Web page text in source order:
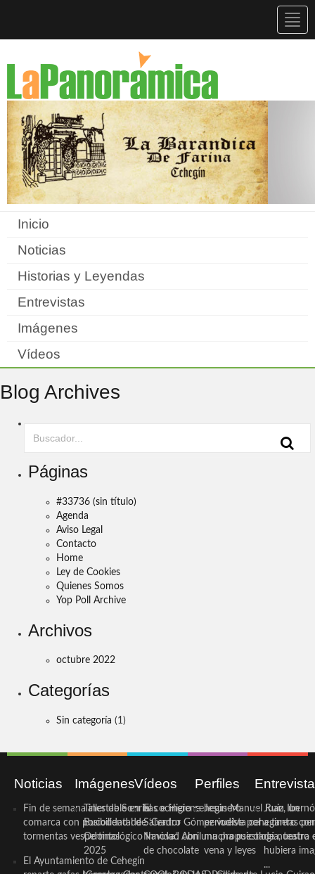
Inicio
Noticias
Historias y Leyendas
Entrevistas
Imágenes
Vídeos
Blog Archives
Páginas
#33736 (sin título)
Agenda
Aviso Legal
Contacto
Home
Ley de Cookies
Quienes Somos
Yop Poll Archive
Archivos
octubre 2022
Categorías
Sin categoría (1)
Noticias
Fin de semana inestable en la
comarca con posibilidad de
tormentas vespertinas
El Ayuntamiento de Cehegín
Imágenes
Taller de Sonrisas e Higiene
Bucodental de ‘Centro
Odontológico Innova’. Abril
2025
Vídeos
El cocinero ceheginero
Salvador Gómez vuelve por
Navidad con una propuesta
de chocolate
Perfiles
Jesús Manuel Ruiz, un
periodista ceheginero con
mucha psicología, teatro
vena y leyes
Juan
a tantas
de nuestra
hubiera
...